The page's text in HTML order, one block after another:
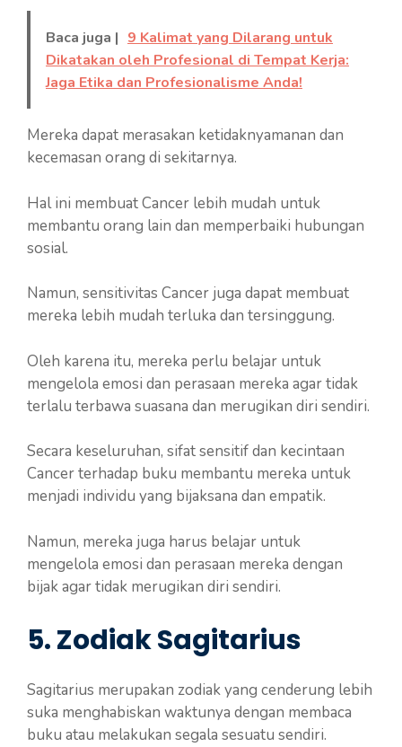
Baca juga | 9 Kalimat yang Dilarang untuk
Dikatakan oleh Profesional di Tempat Kerja:
Jaga Etika dan Profesionalisme Anda!
Mereka dapat merasakan ketidaknyamanan dan
kecemasan orang di sekitarnya.
Hal ini membuat Cancer lebih mudah untuk
membantu orang lain dan memperbaiki hubungan
sosial.
Namun, sensitivitas Cancer juga dapat membuat
mereka lebih mudah terluka dan tersinggung.
Oleh karena itu, mereka perlu belajar untuk
mengelola emosi dan perasaan mereka agar tidak
terlalu terbawa suasana dan merugikan diri sendiri.
Secara keseluruhan, sifat sensitif dan kecintaan
Cancer terhadap buku membantu mereka untuk
menjadi individu yang bijaksana dan empatik.
Namun, mereka juga harus belajar untuk
mengelola emosi dan perasaan mereka dengan
bijak agar tidak merugikan diri sendiri.
5. Zodiak Sagitarius
Sagitarius merupakan zodiak yang cenderung lebih
suka menghabiskan waktunya dengan membaca
buku atau melakukan segala sesuatu sendiri.